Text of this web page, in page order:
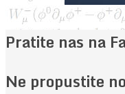
Pratite nas na
Ne propustite